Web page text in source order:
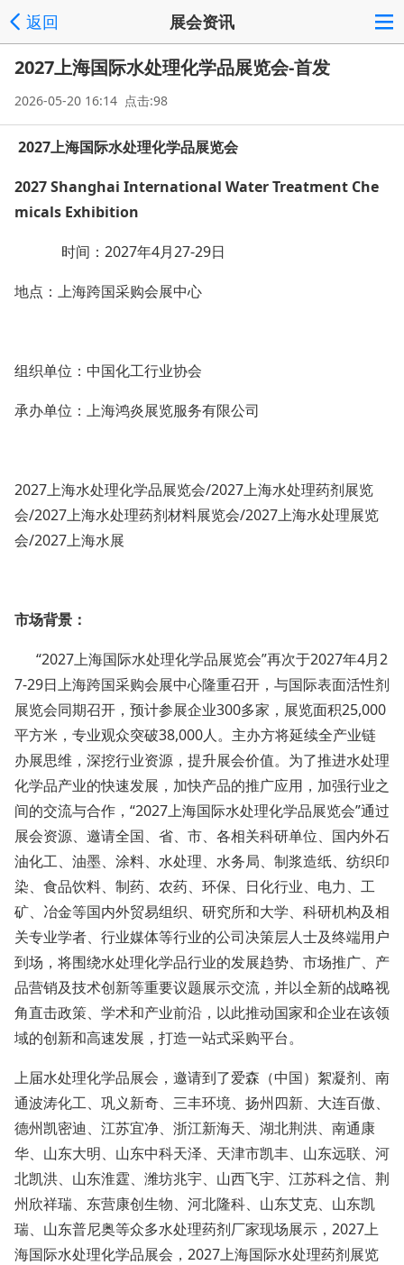
返回 展会资讯
2027上海国际水处理化学品展览会-首发
2026-05-20 16:14 点击:98
2027上海国际水处理化学品展览会
2027Shanghai International WaterTreatment Che
micals Exhibition
时间：2027年4月27-29日
地点：上海跨国采购会展中心
组织单位：中国化工行业协会
承办单位：上海鸿炎展览服务有限公司
2027上海水处理化学品展览会/2027上海水处理药剂展览
会/2027上海水处理药剂材料展览会/2027上海水处理展览
会/2027上海水展
市场背景 ：
“2027上海国际水处理化学品展览会”再次于2027年4月2
7-29日上海跨国采购会展中心隆重召开，与国际表面活性剂
展览会同期召开，预计参展企业300多家，展览面积25,000
平方米，专业观众突破38,000人。主办方将延续全产业链
办展思维，深挖行业资源，提升展会价值。为了推进水处理
化学品产业的快速发展，加快产品的推广应用，加强行业之
间的交流与合作，“2027上海国际水处理化学品展览会”通过
展会资源、邀请全国、省、市、各相关科研单位、国内外石
油化工、油墨、涂料、水处理、水务局、制浆造纸、纺织印
染、食品饮料、制药、农药、环保、日化行业、电力、工
矿、冶金等国内外贸易组织、研究所和大学、科研机构及相
关专业学者、行业媒体等行业的公司决策层人士及终端用户
到场，将围绕水处理化学品行业的发展趋势、市场推广、产
品营销及技术创新等重要议题展示交流，并以全新的战略视
角直击政策、学术和产业前沿，以此推动国家和企业在该领
域的创新和高速发展，打造一站式采购平台。
上届水处理化学品展会，邀请到了爱森（中国）絮凝剂、南
通波涛化工、巩义新奇、三丰环境、扬州四新、大连百傲、
德州凯密迪、江苏宜净、浙江新海天、湖北荆洪、南通康
华、山东大明、山东中科天泽、天津市凯丰、山东远联、河
北凯洪、山东淮霆、潍坊兆宇、山西飞宇、江苏科之信、荆
州欣祥瑞、东营康创生物、河北隆科、山东艾克、山东凯
瑞、山东普尼奥等众多水处理药剂厂家现场展示，2027上
海国际水处理化学品展会，2027上海国际水处理药剂展览